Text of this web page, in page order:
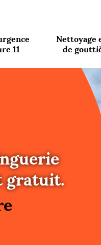
11
Nettoyage
de
gratuit.